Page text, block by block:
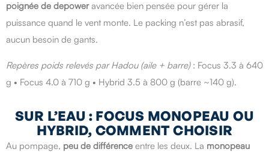
poignée de depoweravancée bien pensée pour gérer la
puissance quand le vent monte. Le packing n’est pas abrasif,
aucun besoin de gants.
Repères poids relevés par Hadou (aile + barre): Focus 3.3 à 640
g • Focus 4.0 à 710 g • Hybrid 3.5 à 800 g (barre ~140 g).
SUR L’EAU : FOCUS MONOPEAU OU
HYBRID, COMMENT CHOISIR
Au pompage, peu de différence entre les deux. La monopeau